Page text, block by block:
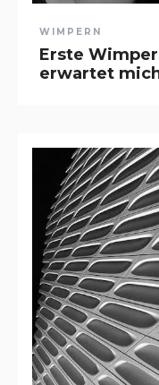
WIMPERN
Erste
erwartet